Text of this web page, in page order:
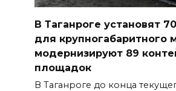
В Таганроге установят
для крупногабаритного
модернизируют 89
площадок
В Таганроге до конца